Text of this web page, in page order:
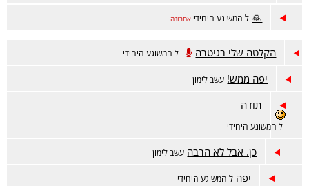
🙏 ל המשוגע היחידי אחרונה
הקלטה שלי בגיטרה ל המשוגע היחידי
יפה ממש! עשב לימון
תודה
ל המשוגע היחידי
כן. אבל לא הרבה עשב לימון
יפה ל המשוגע היחידי